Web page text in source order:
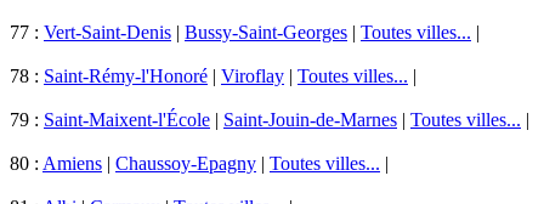
77 : Vert-Saint-Denis | Bussy-Saint-Georges | Toutes villes... |
78 : Saint-Rémy-l'Honoré | Viroflay | Toutes villes... |
79 : Saint-Maixent-l'École | Saint-Jouin-de-Marnes | Toutes villes... |
80 : Amiens | Chaussoy-Epagny | Toutes villes... |